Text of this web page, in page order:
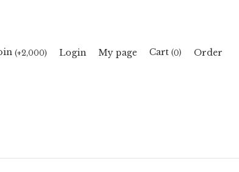
(+2,000) Login My page Cart(0) Order